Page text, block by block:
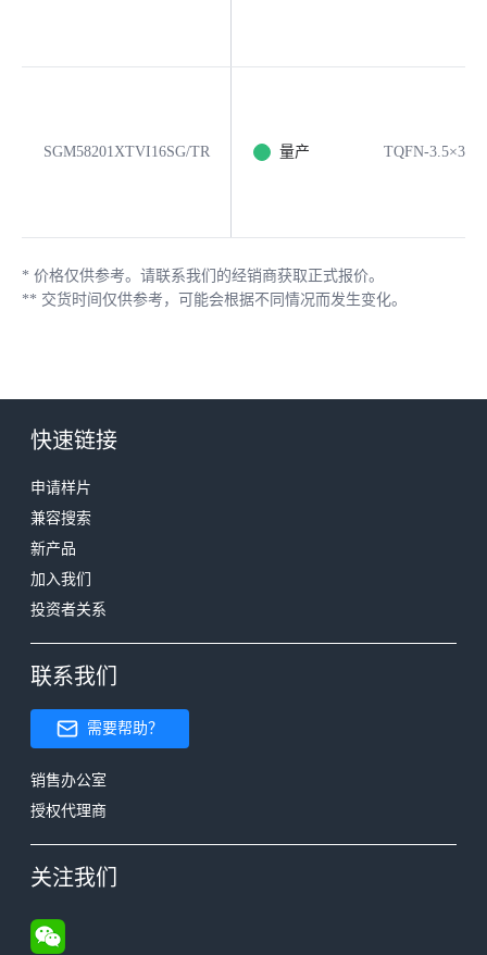
SGM58201XTVI16SG/TR 量产 TQFN-3.5×3.5-
* 价格仅供参考。请联系我们的经销商获取正式报价。
** 交货时间仅供参考，可能会根据不同情况而发生变化。
快速链接
申请样片
兼容搜索
新产品
加入我们
投资者关系
联系我们
需要帮助？
销售办公室
授权代理商
关注我们